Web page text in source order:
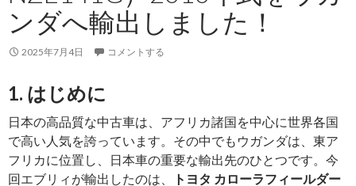
ー
ス
RX4JFET）
2002
年
式
ンダへ輸出しました！
2025年7月4日 コメントする
1. はじめに
日本の高品質な中古車は、アフリカ諸国を中心に世界各国
で高い人気を誇っています。その中でもウガンダは、東ア
フリカに位置し、日本車の重要な輸出先のひとつです。今
回エブリィが輸出したのは、
トヨタ カローラフィールダー